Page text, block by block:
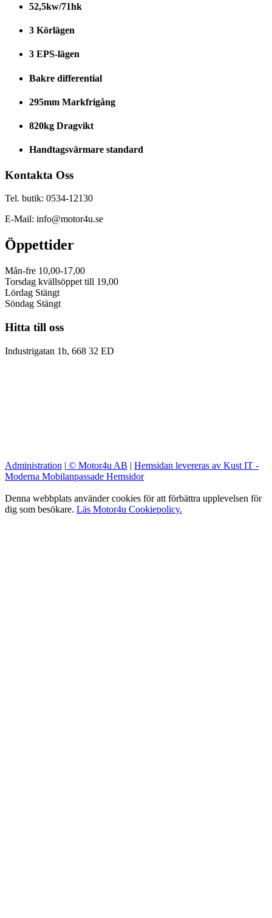
52,5kw/71hk
3 Körlägen
3 EPS-lägen
Bakre differential
295mm Markfrigång
820kg Dragvikt
Handtagsvärmare standard
Kontakta Oss
Tel. butik: 0534-12130
E-Mail: info@motor4u.se
Öppettider
Mån-fre 10,00-17,00
Torsdag kvällsöppet till 19,00
Lördag Stängt
Söndag Stängt
Hitta till oss
Industrigatan 1b, 668 32 ED
Administration | © Motor4u AB | Hemsidan levereras av Kust IT -
Moderna Mobilanpassade Hemsidor
Denna webbplats använder cookies för att förbättra upplevelsen för
dig som besökare. Läs Motor4u Cookiepolicy.